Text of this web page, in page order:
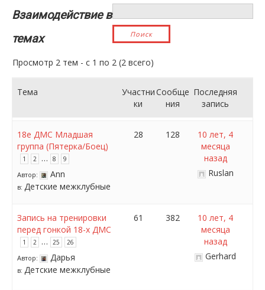
Взаимодействие в
темах
Просмотр 2 тем - с 1 по 2 (2 всего)
Тема
Участни
ки
Сообще
ния
Последняя
запись
18е ДМС Младшая
группа (Пятерка/Боец)
1 2 … 8 9
Автор: Ann
в: Детские межклубные
28 128
10 лет, 4
месяца
назад
Ruslan
Запись на тренировки
перед гонкой 18-х ДМС
1 2 … 25 26
Автор: Дарья
в: Детские межклубные
61 382
10 лет, 4
месяца
назад
Gerhard